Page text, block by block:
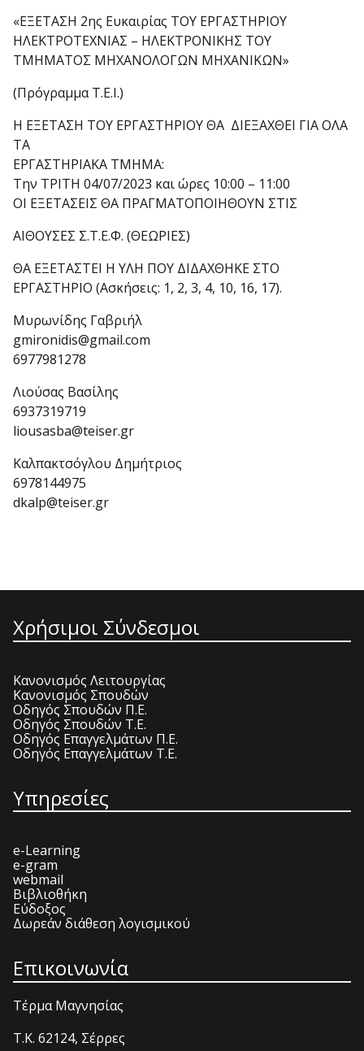
«ΕΞΕΤΑΣΗ 2ης Ευκαιρίας ΤΟΥ ΕΡΓΑΣΤΗΡΙΟΥ
ΗΛΕΚΤΡΟΤΕΧΝΙΑΣ – ΗΛΕΚΤΡΟΝΙΚΗΣ ΤΟΥ
ΤΜΗΜΑΤΟΣ ΜΗΧΑΝΟΛΟΓΩΝ ΜΗΧΑΝΙΚΩΝ»
(Πρόγραμμα Τ.Ε.Ι.)
Η ΕΞΕΤΑΣΗ ΤΟΥ ΕΡΓΑΣΤΗΡΙΟΥ ΘΑ ΔΙΕΞΑΧΘΕΙ ΓΙΑ ΟΛΑ
ΤΑ
ΕΡΓΑΣΤΗΡΙΑΚΑ ΤΜΗΜΑ:
Την ΤΡΙΤΗ 04/07/2023 και ώρες 10:00 – 11:00
ΟΙ ΕΞΕΤΑΣΕΙΣ ΘΑ ΠΡΑΓΜΑΤΟΠΟΙΗΘΟΥΝ ΣΤΙΣ
ΑΙΘΟΥΣΕΣ Σ.Τ.Ε.Φ. (ΘΕΩΡΙΕΣ)
ΘΑ ΕΞΕΤΑΣΤΕΙ Η ΥΛΗ ΠΟΥ ΔΙΔΑΧΘΗΚΕ ΣΤΟ
ΕΡΓΑΣΤΗΡΙΟ (Ασκήσεις: 1, 2, 3, 4, 10, 16, 17).
Μυρωνίδης Γαβριήλ
gmironidis@gmail.com
6977981278
Λιούσας Βασίλης
6937319719
liousasba@teiser.gr
Καλπακτσόγλου Δημήτριος
6978144975
dkalp@teiser.gr
Χρήσιμοι Σύνδεσμοι
Κανονισμός Λειτουργίας
Κανονισμός Σπουδών
Οδηγός Σπουδών Π.Ε.
Οδηγός Σπουδών Τ.Ε.
Οδηγός Επαγγελμάτων Π.Ε.
Οδηγός Επαγγελμάτων Τ.Ε.
Υπηρεσίες
e-Learning
e-gram
webmail
Βιβλιοθήκη
Εύδοξος
Δωρεάν διάθεση λογισμικού
Επικοινωνία
Τέρμα Μαγνησίας
T.K. 62124, Σέρρες